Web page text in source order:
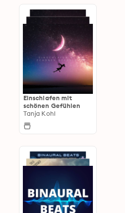
Einschlafen mit
schönen Gefühlen
Tanja Kohl